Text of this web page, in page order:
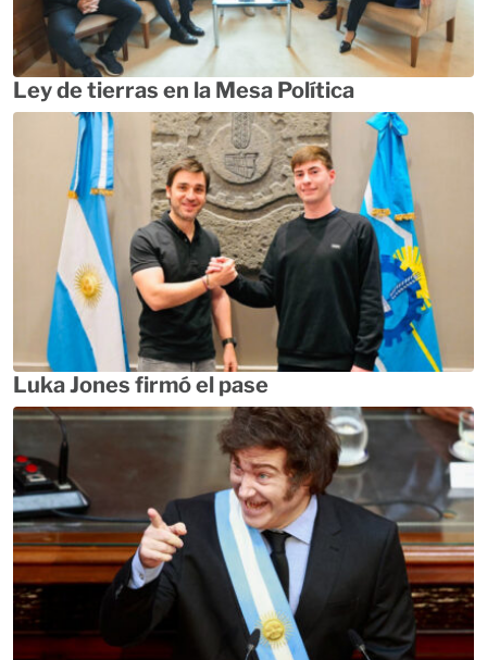
Ley de tierras en la Mesa Política
Luka Jones firmó el pase